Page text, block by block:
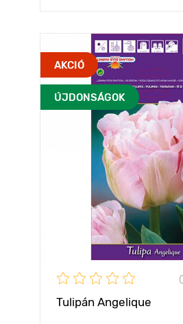
AKCIÓ
ÚJDONSÁGOK
Tulipán Angelique